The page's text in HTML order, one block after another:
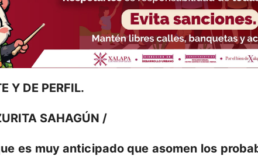
Y DE PERFIL.
SAHAGÚN /
es muy anticipado que asomen los